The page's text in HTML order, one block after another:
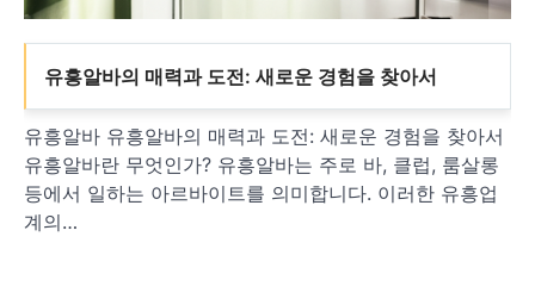
유흥알바의 매력과 도전: 새로운 경험을 찾아서
유흥알바 유흥알바의 매력과 도전: 새로운 경험을 찾아서
유흥알바란 무엇인가? 유흥알바는 주로 바, 클럽, 룸살롱
등에서 일하는 아르바이트를 의미합니다. 이러한 유흥업
계의…